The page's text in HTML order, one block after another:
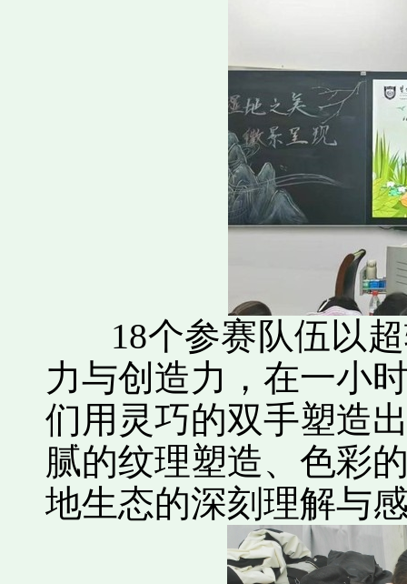
18个参赛队伍以超
力与创造力，在一小
们用灵巧的双手塑造
腻的纹理塑造、色彩
地生态的深刻理解与